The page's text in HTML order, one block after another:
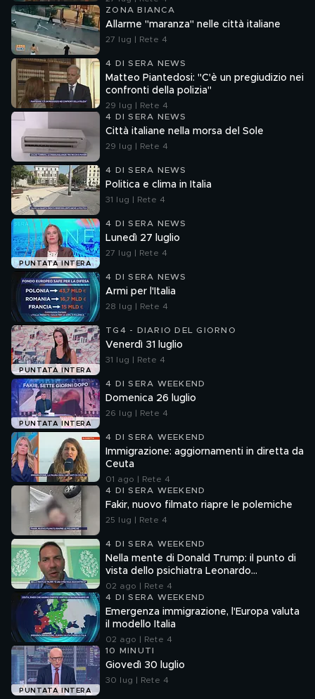
ZONA BIANCA
Allarme "maranza" nelle città italiane
27 lug | Rete 4
4 DI SERA NEWS
Matteo Piantedosi: "C'è un pregiudizio nei
confronti della polizia"
29 lug | Rete 4
4 DI SERA NEWS
Città italiane nella morsa del Sole
29 lug | Rete 4
4 DI SERA NEWS
Politica e clima in Italia
31 lug | Rete 4
PUNTATA INTERA
4 DI SERA NEWS
Lunedì 27 luglio
27 lug | Rete 4
4 DI SERA NEWS
Armi per l'Italia
28 lug | Rete 4
PUNTATA INTERA
TG4 - DIARIO DEL GIORNO
Venerdì 31 luglio
31 lug | Rete 4
PUNTATA INTERA
4 DI SERA WEEKEND
Domenica 26 luglio
26 lug | Rete 4
4 DI SERA WEEKEND
Immigrazione: aggiornamenti in diretta da
Ceuta
01 ago | Rete 4
4 DI SERA WEEKEND
Fakir, nuovo filmato riapre le polemiche
25 lug | Rete 4
4 DI SERA WEEKEND
Nella mente di Donald Trump: il punto di
vista dello psichiatra Leonardo
Mendolicchio
02 ago | Rete 4
4 DI SERA WEEKEND
Emergenza immigrazione, l'Europa valuta
il modello Italia
02 ago | Rete 4
PUNTATA INTERA
10 MINUTI
Giovedì 30 luglio
30 lug | Rete 4